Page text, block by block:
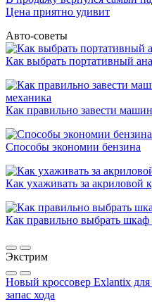
Цена приятно удивит
Авто-советы
Как выбрать портативный
Как правильно завести
Способы экономии бензина
Как ухаживать за акриловой
Как правильно выбрать
Экстрим
Новый кроссовер Exlantix
запас хода